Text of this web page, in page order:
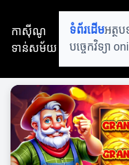
កាស៊ីណូ
ទាន់សម័យ
ទំព័រដើមអត្ថ
បច្ចេកវិទ្យា